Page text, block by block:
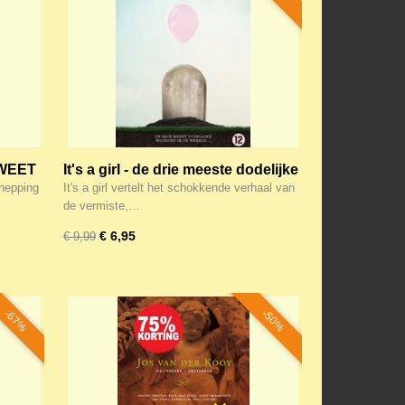
It's a girl - de drie meeste dodelijke
woorden in de wereld...
It's a girl vertelt het schokkende verhaal van
de vermiste,…
€ 9,99 € 6,95
-67% -50%